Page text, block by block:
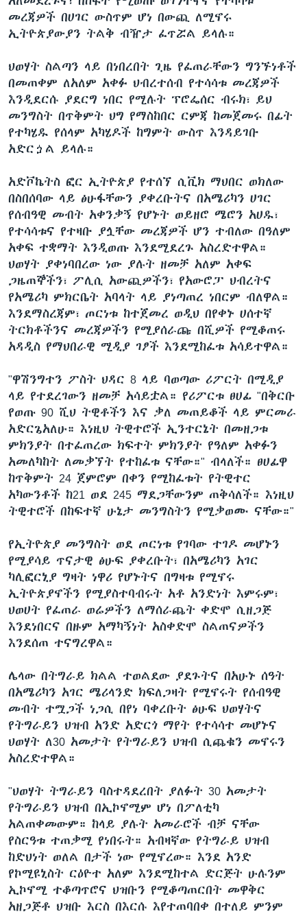
መረጃዎች በሀገር ውስጥም ሆነ በውጪ ለሚኖሩ
ኢትዮጵያውያን ትልቅ ብዥታ ፈጥሯል ይላሉ።
ህወሃት ስልጣን ላይ በነበረበት ጊዜ የፈጠራቸውን ግንኙነቶች
በመጠቀም ለአለም አቀፉ ህብረተሰብ የተሳሳቱ መረጃዎች
እንዲደርሱ ያደርግ ነበር የሚሉት ፕሮፌሰር ብሩክ፣ ይህ
መንግስት በጥቅምት ህግ የማስከበር ርምጃ ከመጀመሩ በፊት
የተካሄዱ የሰላም አካሄዶች ከግምት ውስጥ እንዳይገቡ
አድርጏል ይላሉ።
አድቮኬትስ ፎር ኢትዮጵያ የተሰኘ ሲቪክ ማህበር ወክለው
በስበሰባው ላይ ፅሁፋቸውን ያቀረቡትና በአሜሪካን ሀገር
የሰብዓዊ መብት አቀንቃኝ የሆኑት ወይዘሮ ሜሮን አሀዱ፣
የተሳሳቱና የተዛቡ ያሏቸው መረጃዎች ሆን ተብለው በዓለም
አቀፍ ተቋማት እንዲወጡ እንደሚደረጉ አስረድተዋል።
ህወሃት ያቀነባበረው ነው ያሉት ዘመቻ አለም አቀፍ
ጋዜጠኞችን፣ ፖሊሲ አውጪዎችን፣ የአውሮፓ ህብረትና
የአሜሪካ ምክርቤት አባላት ላይ ያነጣጠረ ነበርም ብለዋል።
እንደማስረጃም፣ ጦርነቱ ከተጀመረ ወዲህ በየቀኑ ሀሰተኛ
ትርክቶችንና መረጃዎችን የሚያሰራጩ በሺዎች የሚቆጠሩ
አዳዲስ የማህበራዊ ሚዲያ ገፆች እንደሚከፈቱ አሳይተዋል።
"ዋሽንግተን ፖስት ህዳር 8 ላይ ባወጣው ሪፖርት በሚዲያ
ላይ የተደረገውን ዘመቻ አሳይቷል። የሪፖርቱ ፀሀፊ "በቅርቡ
የወጡ 90 ሺህ ትዊቶችን እና ቃለ መጠይቆች ላይ ምርመራ
አድርጌአለሁ። እነዚህ ትዊተሮች ኢንተርኔት በመዘጋቱ
ምክንያት በተፈጠረው ክፍተት ምክንያት የዓለም አቀፉን
አመለካከት ለመቃኘት የተከፈቱ ናቸው።" ብላለች። ፀሀፊዋ
ከጥቅምት 24 ጀምሮም በቀን የሚከፈቱት የትዊተር
አካውንቶች ከ21 ወደ 245 ማደጋቸውንም ጠቅሳለች። እነዚህ
ትዊተሮች በከፍተኛ ሁኔታ መንግስትን የሚቃወሙ ናቸው።"
የኢትዮጵያ መንግስት ወደ ጦርነቱ የገባው ተገዶ መሆኑን
የሚያሳይ ጥናታዊ ፅሁፍ ያቀረቡት፣ በአሜሪካን አገር
ካሊፎርኒያ ግዛት ነዋሪ የሆኑትና በግዛቱ የሚኖሩ
ኢትዮጵያኖችን የሚያስተባብሩት አቶ አንድነት እምሩም፣
ህወሀት የፈጠራ ወሬዎችን ለማሰራጨት ቀድሞ ሲዘጋጅ
እንደነበርና በዙም አማካኝነት አስቀድሞ ስልጠናዎችን
እንደሰጠ ተናግረዋል።
ሌላው በትግራይ ክልል ተወልደው ያደጉትና በአሁኑ ሰዓት
በአሜሪካን አገር ሜሪላንድ ክፍለጋዛት የሚኖሩት የሰብዓዊ
መብት ተሟጋች ነጋሲ በየነ ባቀረቡት ፅሁፍ ህወሃትና
የትግራይን ህዝብ አንድ አድርጎ ማየት የተሳሳተ መሆኑና
ህወሃት ለ30 አመታት የትግራይን ህዝብ ሲጨቁን መኖሩን
አስረድተዋል።
"ህወሃት ትግራይን ባስተዳደረበት ያለፉት 30 አመታት
የትግራይን ህዝብ በኢኮኖሚም ሆነ በፖለቲካ
አልጠቀመውም። ከላይ ያሉት አመራሮች ብቻ ናቸው
የስርዓቱ ተጠቃሚ የነበሩት። አብዛኛው የትግራይ ህዝብ
ከድህነት ወለል በታች ነው የሚኖረው። እንደ አንድ
የኮሚዩኒስት ርዕዮተ አለም እንደሚከተል ድርጅት ሁሉንም
ኢኮኖሚ ተቆጣጥሮና ህዝቡን የሚቆጣጠርበት መዋቅር
አዘጋጅቶ ህዝቡ እርስ በእርሱ እየተጠባበቀ በተለይ ምንም